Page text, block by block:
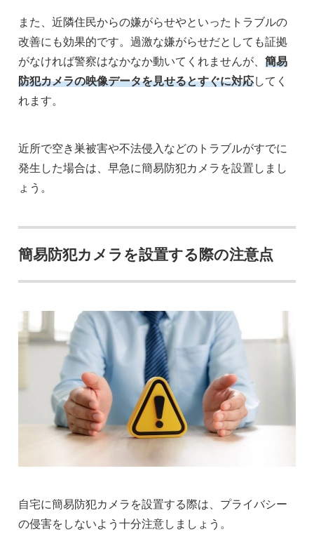
また、近隣住民からの嫌がらせやといったトラブルの
改善にも効果的です。過激な嫌がらせだとしても証拠
がなければ警察はなかなか動いてくれませんが、簡易
防犯カメラの映像データを見せるとすぐに対応してく
れます。
近所で空き巣被害や不法侵入などのトラブルがすでに
発生した場合は、早急に簡易防犯カメラを設置しまし
ょう。
簡易防犯カメラを設置する際の注意点
自宅に簡易防犯カメラを設置する際は、プライバシー
の侵害をしないよう十分注意しましょう。